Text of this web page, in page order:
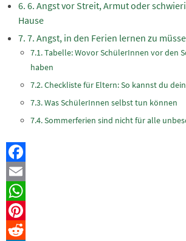
6. Angst vor Streit, Armut oder
Hause
7. Angst, in den Ferien lernen zu
Tabelle: Wovor SchülerInnen vor den
haben
Checkliste für Eltern: So kannst du
Was SchülerInnen selbst tun können
Sommerferien sind nicht für alle
Facebook
Email
WhatsApp
Pinterest